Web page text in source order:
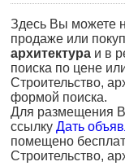
Здесь Вы можете
продаже или
архитектура и в
поиска по цене
Строительство,
формой поиска.
Для размещения
ссылку Дать
помещено
Строительство,